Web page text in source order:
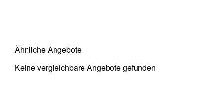
Ähnliche Angebote
Keine vergleichbare Angebote gefunden